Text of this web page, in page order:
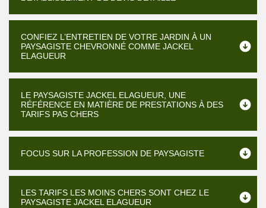
CONFIEZ L’ENTRETIEN DE VOTRE JARDIN À UN
PAYSAGISTE CHEVRONNÉ COMME JACKEL
ELAGUEUR
LE PAYSAGISTE JACKEL ELAGUEUR, UNE
RÉFÉRENCE EN MATIÈRE DE PRESTATIONS À DES
TARIFS PAS CHERS
FOCUS SUR LA PROFESSION DE PAYSAGISTE
LES TARIFS LES MOINS CHERS SONT CHEZ LE
PAYSAGISTE JACKEL ELAGUEUR